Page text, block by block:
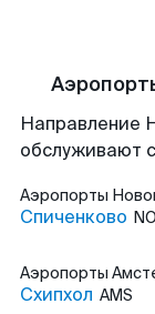
Направление
обслуживают
Аэропорты
Спиченково
Аэропорты
Схипхол AMS